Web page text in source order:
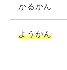
かるかん
ようかん